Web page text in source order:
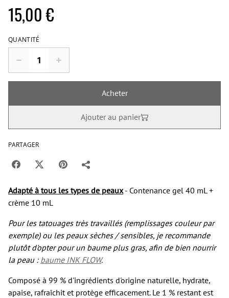
15,00 €
QUANTITÉ
Acheter
Ajouter au panier
PARTAGER
Adapté à tous les types de peaux- Contenance gel 40 mL +
crème 10 mL
Pour les tatouages très travaillés (remplissages couleur par
exemple) ou les peaux sèches / sensibles, je recommande
plutôt d'opter pour un baume plus gras, afin de bien nourrir
la peau : baume INK FLOW.
Composé à 99 % d'ingrédients d'origine naturelle, hydrate,
apaise, rafraîchit et protège efficacement. Le 1 % restant est